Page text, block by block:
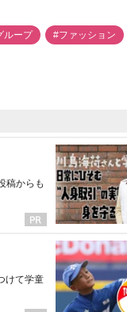
ループ #ファッション
稿からも
けて学童